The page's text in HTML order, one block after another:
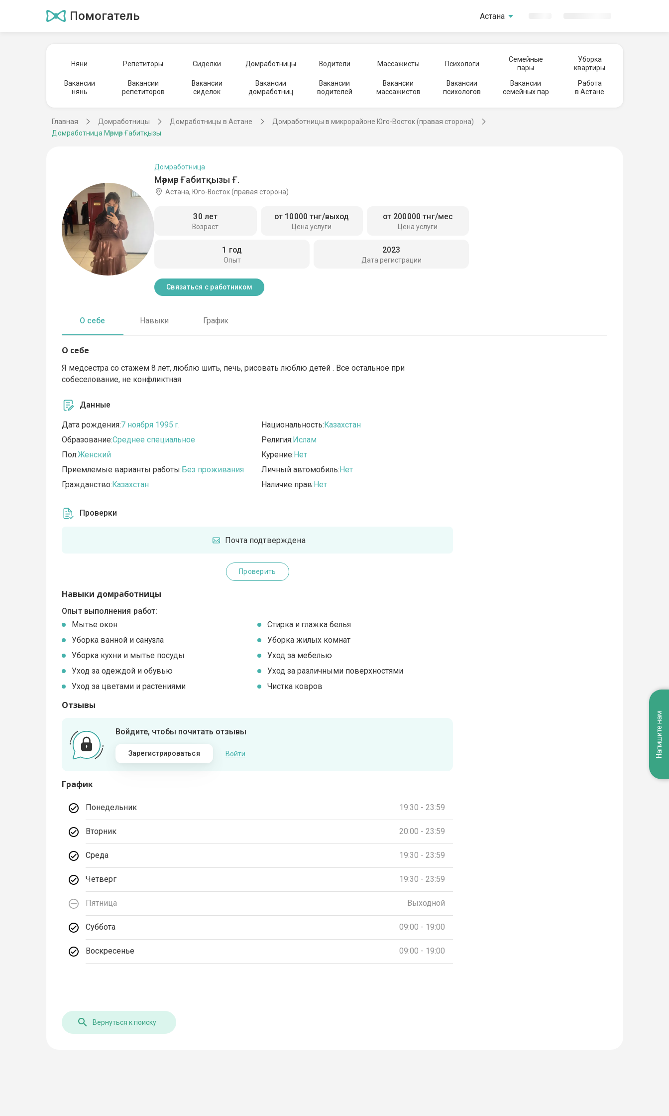
Помогатель Астана
Няни Репетиторы Сиделки Домработницы Водители Массажисты Психологи
Семейные
пары
Уборка
квартиры
Вакансии
нянь
Вакансии
репетиторов
Вакансии
сиделок
Вакансии
домработниц
Вакансии
водителей
Вакансии
массажистов
Вакансии
психологов
Вакансии
семейных пар
Работа
в Астане
Главная Домработницы Домработницы в Астане
Домработницы в микрорайоне Юго-Восток (правая сторона)
Домработница Мәрмәр Ғабитқызы
Мәрмәр Ғабитқызы Ғ.
Домработница
Астана, Юго-Восток (правая сторона)
Возраст
30 лет
Цена услуги
от 10000 тнг/выход
Цена услуги
от 200000 тнг/мес
Опыт
1 год
Дата регистрации
2023
Связаться с работником
О себе Навыки График
О себе
Я медсестра со стажем 8 лет, люблю шить, печь, рисовать люблю детей . Все остальное при
собеселование, не конфликтная
Данные
Дата рождения:7 ноября 1995 г.
Образование:Среднее специальное
Пол:Женский
Приемлемые варианты работы:Без проживания
Гражданство:Казахстан
Национальность:Казахстан
Религия:Ислам
Курение:Нет
Личный автомобиль:Нет
Наличие прав:Нет
Проверки
Почта подтверждена
Проверить
Навыки домработницы
Опыт выполнения работ:
Мытье окон
Стирка и глажка белья
Уборка ванной и санузла
Уборка жилых комнат
Уборка кухни и мытье посуды
Уход за мебелью
Уход за одеждой и обувью
Уход за различными поверхностями
Уход за цветами и растениями
Чистка ковров
Отзывы
Войдите, чтобы почитать отзывы
Зарегистрироваться Войти
График
Понедельник 19:30 - 23:59
Вторник 20:00 - 23:59
Среда 19:30 - 23:59
Четверг 19:30 - 23:59
Пятница Выходной
Суббота 09:00 - 19:00
Воскресенье 09:00 - 19:00
Вернуться к поиску
Напишите нам